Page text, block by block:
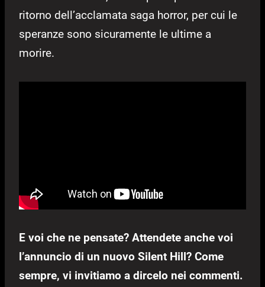
ritorno dell’acclamata saga horror, per cui le
speranze sono sicuramente le ultime a
morire.
E voi che ne pensate? Attendete anche voi
l’annuncio di un nuovo Silent Hill? Come
sempre, vi invitiamo a dircelo nei commenti.